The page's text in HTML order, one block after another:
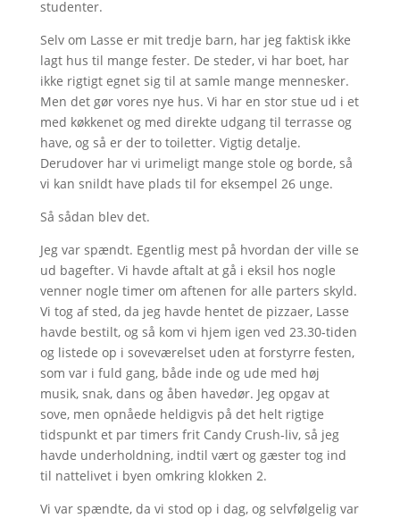
studenter.
Selv om Lasse er mit tredje barn, har jeg faktisk ikke
lagt hus til mange fester. De steder, vi har boet, har
ikke rigtigt egnet sig til at samle mange mennesker.
Men det gør vores nye hus. Vi har en stor stue ud i et
med køkkenet og med direkte udgang til terrasse og
have, og så er der to toiletter. Vigtig detalje.
Derudover har vi urimeligt mange stole og borde, så
vi kan snildt have plads til for eksempel 26 unge.
Så sådan blev det.
Jeg var spændt. Egentlig mest på hvordan der ville se
ud bagefter. Vi havde aftalt at gå i eksil hos nogle
venner nogle timer om aftenen for alle parters skyld.
Vi tog af sted, da jeg havde hentet de pizzaer, Lasse
havde bestilt, og så kom vi hjem igen ved 23.30-tiden
og listede op i soveværelset uden at forstyrre festen,
som var i fuld gang, både inde og ude med høj
musik, snak, dans og åben havedør. Jeg opgav at
sove, men opnåede heldigvis på det helt rigtige
tidspunkt et par timers frit Candy Crush-liv, så jeg
havde underholdning, indtil vært og gæster tog ind
til nattelivet i byen omkring klokken 2.
Vi var spændte, da vi stod op i dag, og selvfølgelig var